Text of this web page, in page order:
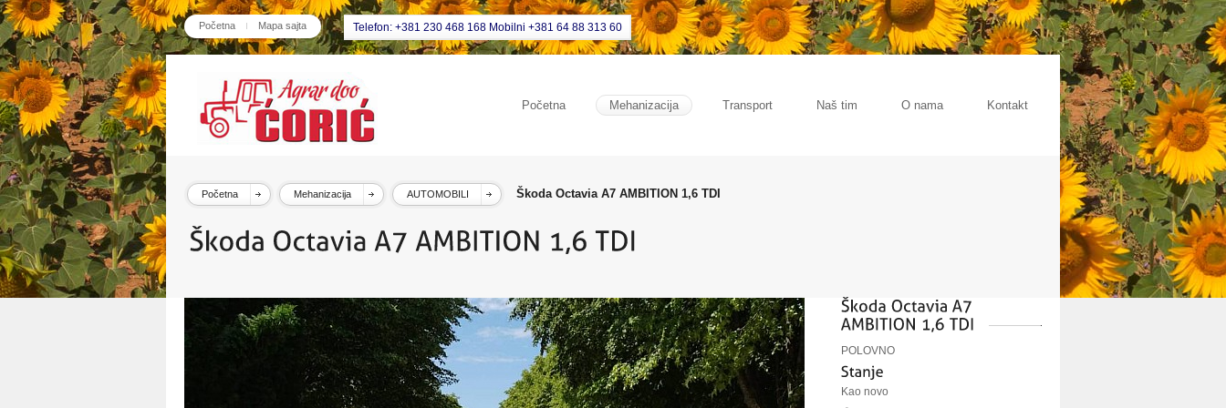
Početna Mapa sajta Telefon: +381 230 468 168 Mobilni +381 64 88 313 60
Početna Mehanizacija Transport Naš tim O nama Kontakt
Početna Mehanizacija AUTOMOBILI Škoda Octavia A7 AMBITION 1,6 TDI
POLOVNO
Kao novo